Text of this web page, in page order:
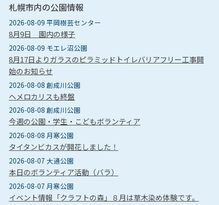
札幌市内の公園情報
2026-08-09 平岡樹芸センター
8月9日 園内の様子
2026-08-09 モエレ沼公園
8月17日よりガラスのピラミッドトイレバリアフリー工事開
始のお知らせ
2026-08-08 創成川公園
ヘメロカリスも終盤
2026-08-08 創成川公園
今週の公園・学生・こどもボランティア
2026-08-08 月寒公園
タイタンビカスが開花しました！
2026-08-07 大通公園
本日のボランティア活動（バラ）
2026-08-07 月寒公園
イベント情報「クラフトの森」８月は草木染め体験です。